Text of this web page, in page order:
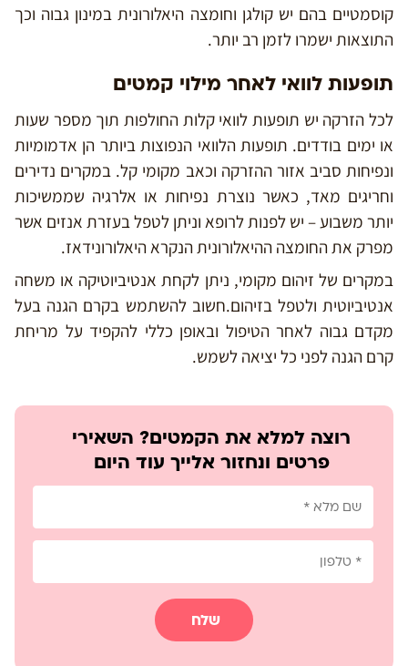
קוסמטיים בהם יש קולגן וחומצה היאלורונית במינון גבוה וכך
התוצאות ישמרו לזמן רב יותר.
תופעות לוואי לאחר מילוי קמטים
לכל הזרקה יש תופעות לוואי קלות החולפות תוך מספר שעות
או ימים בודדים. תופעות הלוואי הנפוצות ביותר הן אדמומיות
ונפיחות סביב אזור ההזרקה וכאב מקומי קל. במקרים נדירים
וחריגים מאד, כאשר נוצרת נפיחות או אלרגיה שממשיכות
יותר משבוע – יש לפנות לרופא וניתן לטפל בעזרת אנזים אשר
מפרק את החומצה ההיאלורונית הנקרא היאלורונידאז.
במקרים של זיהום מקומי, ניתן לקחת אנטיביוטיקה או משחה
אנטיביוטית ולטפל בזיהום.חשוב להשתמש בקרם הגנה בעל
מקדם גבוה לאחר הטיפול ובאופן כללי להקפיד על מריחת
קרם הגנה לפני כל יציאה לשמש.
רוצה למלא את הקמטים? השאירי
פרטים ונחזור אלייך עוד היום
שלח